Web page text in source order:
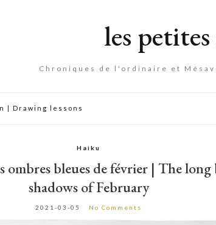
les petites
Chroniques de l'ordinaire et
| Drawing lessons
Haiku
ombres bleues de février | The long
shadows of February
2021-03-05 No Comments